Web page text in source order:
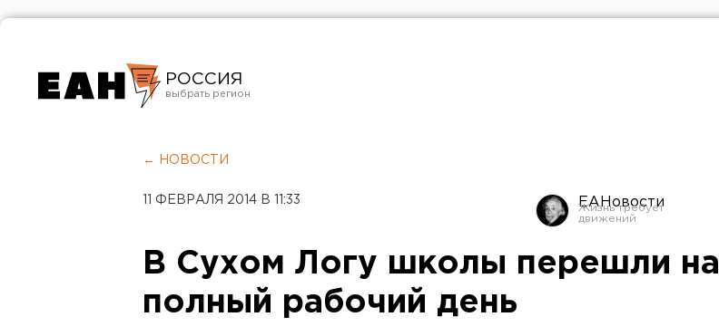
РОССИЯ
Челябинск
← НОВОСТИ
11 ФЕВРАЛЯ 2014 В 11:33 ЕАНовости
В Сухом Логу школы перешли на
полный рабочий день